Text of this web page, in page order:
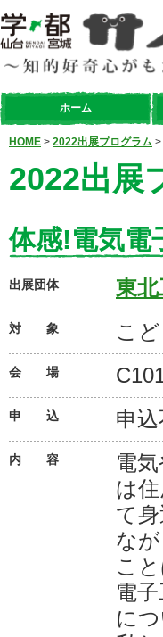
ホーム
HOME > 2022出展プログラム >
2022出展
体感!電気電
出展団体 東
対 象 こ
会 場
申 込 申
内 容
電
は
て
な
こ
電
に